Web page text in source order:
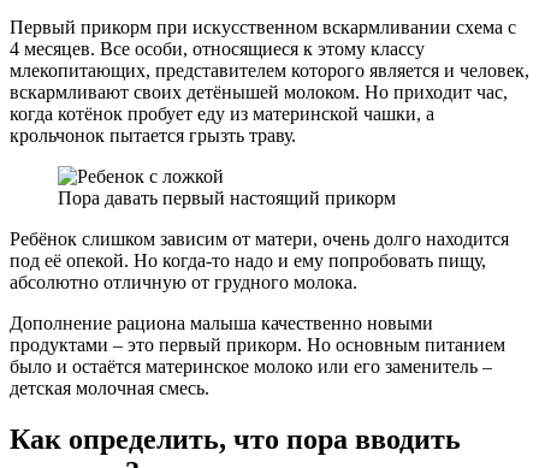
Первый прикорм при искусственном вскармливании схема с
4 месяцев. Все особи, относящиеся к этому классу
млекопитающих, представителем которого является и человек,
вскармливают своих детёнышей молоком. Но приходит час,
когда котёнок пробует еду из материнской чашки, а
крольчонок пытается грызть траву.
Пора давать первый настоящий прикорм
Ребёнок слишком зависим от матери, очень долго находится
под её опекой. Но когда-то надо и ему попробовать пищу,
абсолютно отличную от грудного молока.
Дополнение рациона малыша качественно новыми
продуктами – это первый прикорм. Но основным питанием
было и остаётся материнское молоко или его заменитель –
детская молочная смесь.
Как определить, что пора вводить